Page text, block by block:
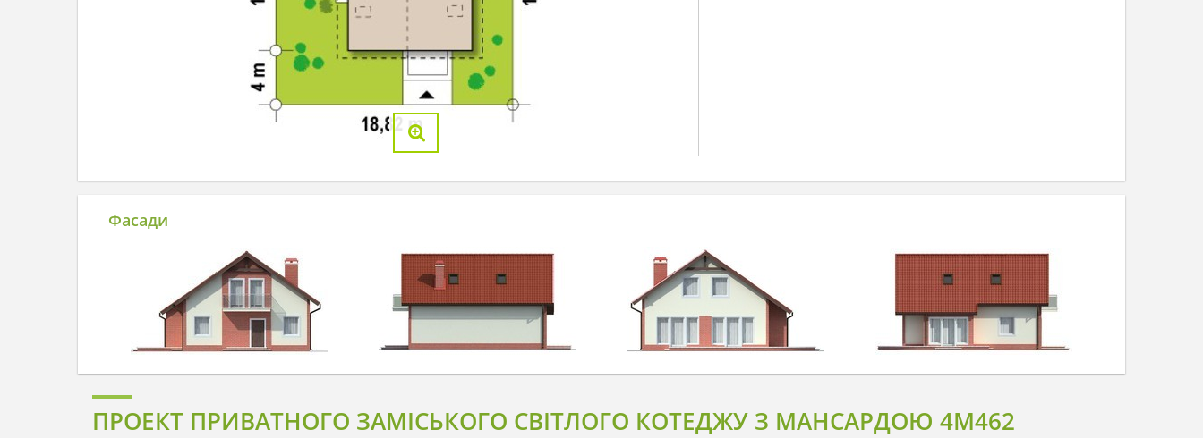
Фасади
ПРОЕКТ ПРИВАТНОГО ЗАМІСЬКОГО СВІТЛОГО КОТЕДЖУ З МАНСАРДОЮ 4M462